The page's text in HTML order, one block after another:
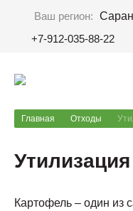
Ваш регион:
+7-912-035-88-22
Главная Отходы
Картофель – один из